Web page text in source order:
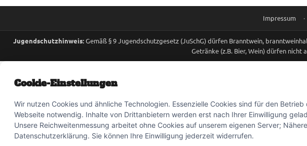
Impressum ·
Jugendschutzhinweis:Gemäß § 9 Jugendschutzgesetz (JuSchG) dürfen Branntwein,
Getränke (z.B. Bier, Wein) dürfen
Cookie-Einstellungen
Wir nutzen Cookies und ähnliche Technologien. Essenzielle Cookies sind für den Betrieb
Webseite notwendig. Inhalte von Drittanbietern werden erst nach Ihrer Einwilligung
Unsere Reichweitenmessung arbeitet ohne Cookies auf unserem eigenen Server;
Datenschutzerklärung. Sie können Ihre Einwilligung jederzeit widerrufen.